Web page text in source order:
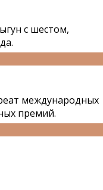
с шестом,
международных
премий.